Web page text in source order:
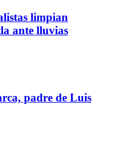
limpian
ante lluvias
padre de Luis